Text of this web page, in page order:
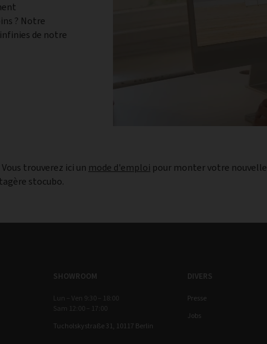
? Notre
de notre
trouverez ici un mode d'emploi pour monter votre nouvelle
stocubo.
SHOWROOM
Lun – Ven 9:30 – 18:00
Sam 12:00 – 17:00
Tucholskystraße 31, 10117 Berlin
DIVERS
Presse
Jobs